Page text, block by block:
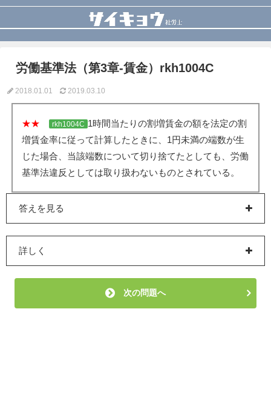
労働基準法（第3章-賃金）rkh1004C
2018.01.01 2019.03.10
★★ rkh1004C 1時間当たりの割増賃金の額を法定の割
増賃金率に従って計算したときに、1円未満の端数が生
じた場合、当該端数について切り捨てたとしても、労働
基準法違反としては取り扱わないものとされている。
答えを見る
詳しく
次の問題へ